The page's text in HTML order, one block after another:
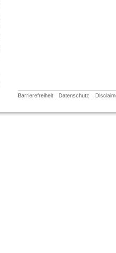
Barrierefreiheit Datenschutz